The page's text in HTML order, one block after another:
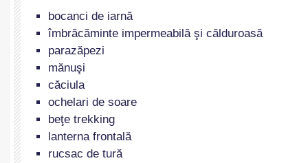
bocanci de iarnă
îmbrăcăminte impermeabilă şi călduroasă
parazăpezi
mănuşi
căciula
ochelari de soare
beţe trekking
lanterna frontală
rucsac de tură